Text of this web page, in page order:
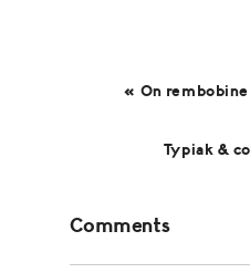
« On
Typiak &
Interactions
Comments